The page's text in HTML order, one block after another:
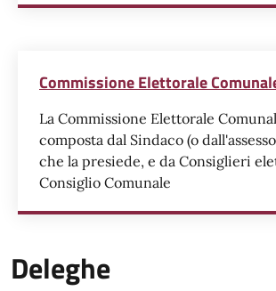
Commissione Elettorale
La Commissione Elettorale
composta dal Sindaco (o
che la presiede, e da Consiglieri
Consiglio Comunale
Deleghe